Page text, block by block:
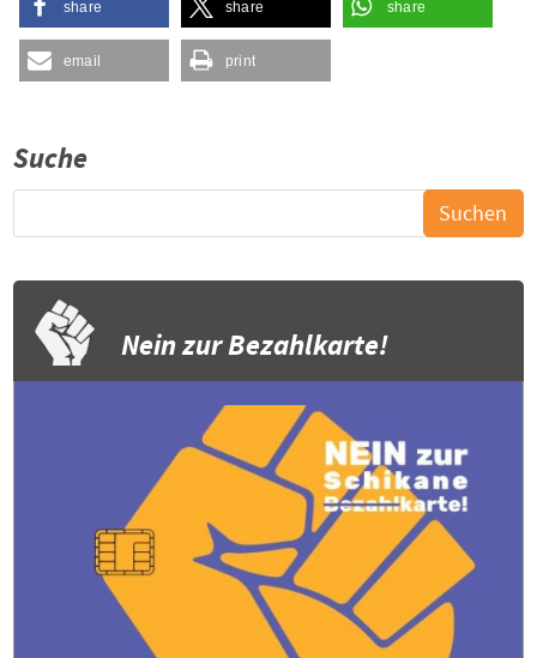
share share share
email print
Suche
Nein zur Bezahlkarte!